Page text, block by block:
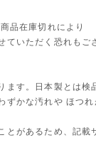
品在庫切れにより
いただく恐れもご
ます。日本製とは検
ずかな汚れや ほつれ
とがあるため、記載